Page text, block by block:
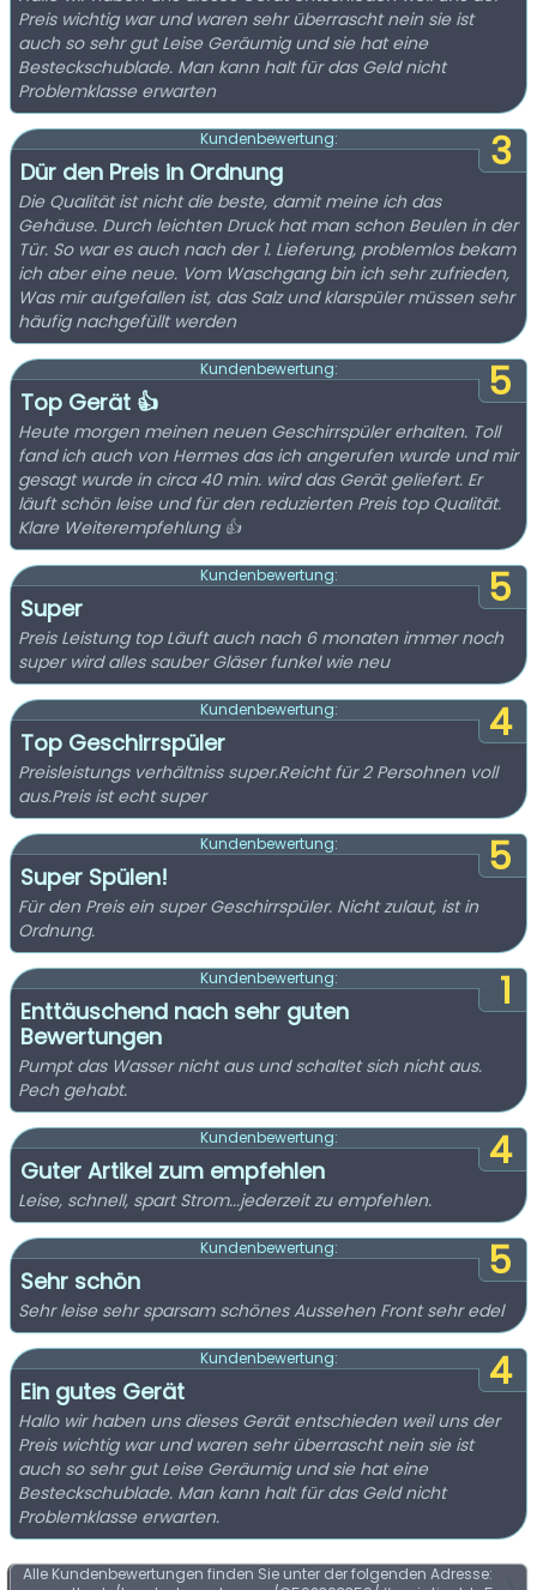
Preis wichtig war und waren sehr überrascht nein sie ist
auch so sehr gut Leise Geräumig und sie hat eine
Besteckschublade. Man kann halt für das Geld nicht
Problemklasse erwarten
3
Kundenbewertung:
Dür den Preis in Ordnung
Die Qualität ist nicht die beste, damit meine ich das
Gehäuse. Durch leichten Druck hat man schon Beulen in der
Tür. So war es auch nach der 1. Lieferung, problemlos bekam
ich aber eine neue. Vom Waschgang bin ich sehr zufrieden,
Was mir aufgefallen ist, das Salz und klarspüler müssen sehr
häufig nachgefüllt werden
5
Kundenbewertung:
Top Gerät 👍
Heute morgen meinen neuen Geschirrspüler erhalten. Toll
fand ich auch von Hermes das ich angerufen wurde und mir
gesagt wurde in circa 40 min. wird das Gerät geliefert. Er
läuft schön leise und für den reduzierten Preis top Qualität.
Klare Weiterempfehlung 👍
5
Kundenbewertung:
Super
Preis Leistung top Läuft auch nach 6 monaten immer noch
super wird alles sauber Gläser funkel wie neu
4
Kundenbewertung:
Top Geschirrspüler
Preisleistungs verhältniss super.Reicht für 2 Persohnen voll
aus.Preis ist echt super
5
Kundenbewertung:
Super Spülen!
Für den Preis ein super Geschirrspüler. Nicht zulaut, ist in
Ordnung.
1
Kundenbewertung:
Enttäuschend nach sehr guten
Bewertungen
Pumpt das Wasser nicht aus und schaltet sich nicht aus.
Pech gehabt.
4
Kundenbewertung:
Guter Artikel zum empfehlen
Leise, schnell, spart Strom...jederzeit zu empfehlen.
5
Kundenbewertung:
Sehr schön
Sehr leise sehr sparsam schönes Aussehen Front sehr edel
4
Kundenbewertung:
Ein gutes Gerät
Hallo wir haben uns dieses Gerät entschieden weil uns der
Preis wichtig war und waren sehr überrascht nein sie ist
auch so sehr gut Leise Geräumig und sie hat eine
Besteckschublade. Man kann halt für das Geld nicht
Problemklasse erwarten.
Alle Kundenbewertungen finden Sie unter der folgenden Adresse: